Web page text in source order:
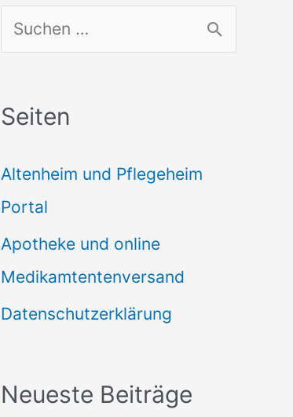
u
h
n
n
a
c
h
Seiten
Altenheim und Pflegeheim
Portal
Apotheke und online
Medikamtentenversand
Datenschutzerklärung
Neueste Beiträge